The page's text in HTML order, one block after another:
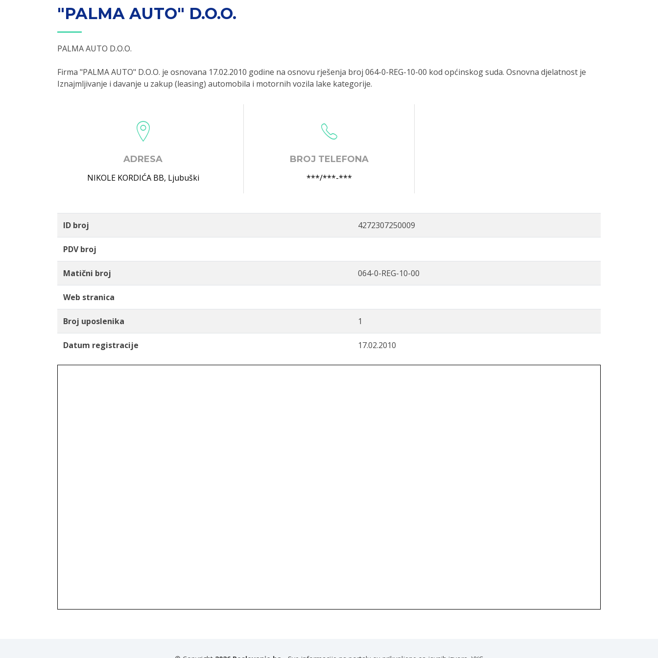
"PALMA AUTO" D.O.O.
PALMA AUTO D.O.O.
Firma "PALMA AUTO" D.O.O. je osnovana 17.02.2010 godine na osnovu rješenja broj 064-0-REG-10-00 kod općinskog suda. Osnovna djelatnost je
Iznajmljivanje i davanje u zakup (leasing) automobila i motornih vozila lake kategorije.
ADRESA
NIKOLE KORDIĆA BB, Ljubuški
BROJ TELEFONA
***/***-***
ID broj 4272307250009
PDV broj
Matični broj 064-0-REG-10-00
Web stranica
Broj uposlenika 1
Datum registracije 17.02.2010